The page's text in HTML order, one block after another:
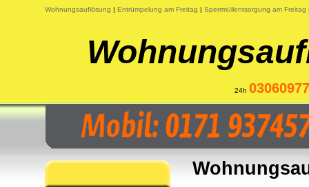
Wohnungsauflösung | Entrümpelung am Freitag | Sperrmüllentsorgung am Freitag
24h